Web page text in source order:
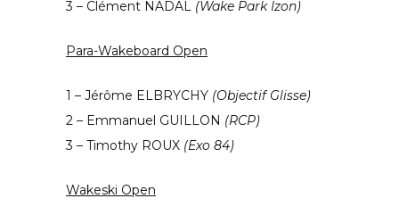
3 – Clément NADAL (Wake Park Izon)
Para-Wakeboard Open
1 – Jérôme ELBRYCHY (Objectif Glisse)
2 – Emmanuel GUILLON (RCP)
3 – Timothy ROUX (Exo 84)
Wakeski Open